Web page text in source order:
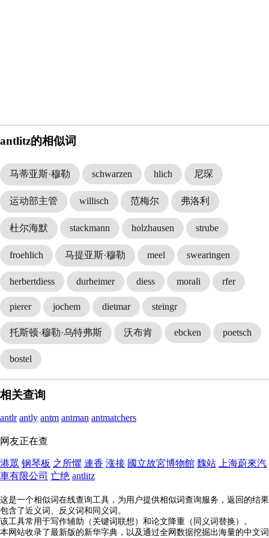
antlitz的相似词
马蒂亚斯·穆勒 schwarzen hlich 尼琛
运动部主管 willisch 范梅尔 弗洛利
杜尔海默 stackmann holzhausen strube
froehlich 马提亚斯·穆勒 meel swearingen
herbertdiess durheimer diess morali rfer
pierer jochem dietmar steingr
托斯顿·穆勒·乌特弗斯 沃布肯 ebcken poetsch
bostel
相关查询
antlr antly antm antman antmatchers
网友正在查
港眾 钢琴板 之所懼 連香 涨接 國立故宮博物館 魏站
上海蔚來汽
車有限公司 亡绝 antlitz
这是一个相似词在线查询工具，为用户提供相似词查询服务，返回的结果
包含了近义词、反义词和同义词。
该工具常用于写作辅助（关键词联想）和论文降重（同义词替换）。
本网站收录了最新版的新华字典，以及通过全网数据挖掘出海量的中文词